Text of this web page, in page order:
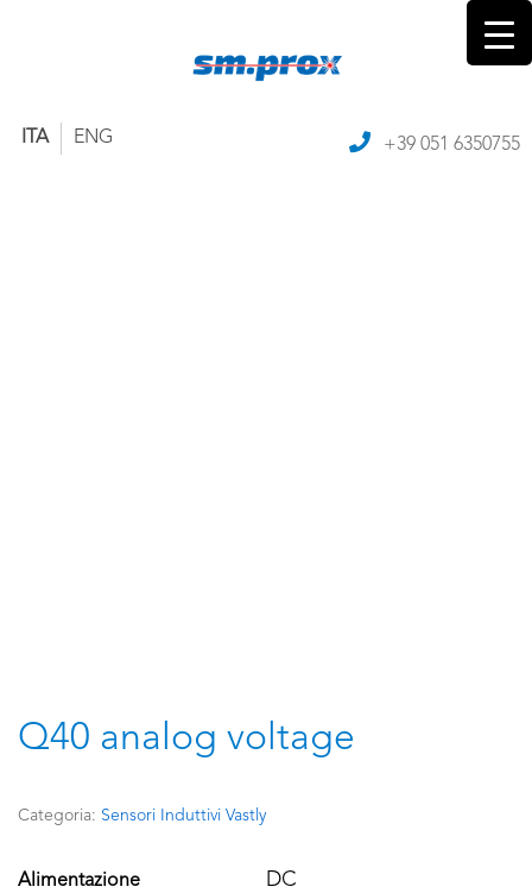
+39 051 6350755
ITA ENG
Q40 analog voltage
Categoria: Sensori Induttivi Vastly
Alimentazione DC